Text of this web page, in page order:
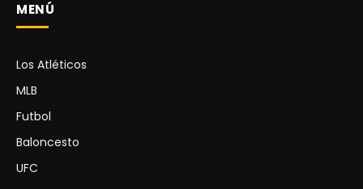
MENÚ
Los Atléticos
MLB
Futbol
Baloncesto
UFC